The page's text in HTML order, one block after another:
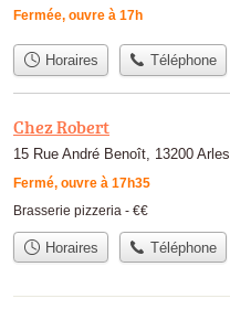
Fermée, ouvre à 17h
Horaires Téléphone
Chez Robert
15 Rue André Benoît, 13200 Arles
Fermé, ouvre à 17h35
Brasserie pizzeria - €€
Horaires Téléphone